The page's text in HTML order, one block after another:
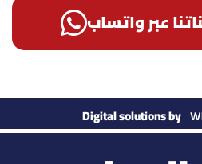
عبر واتساب
Digital solutions by